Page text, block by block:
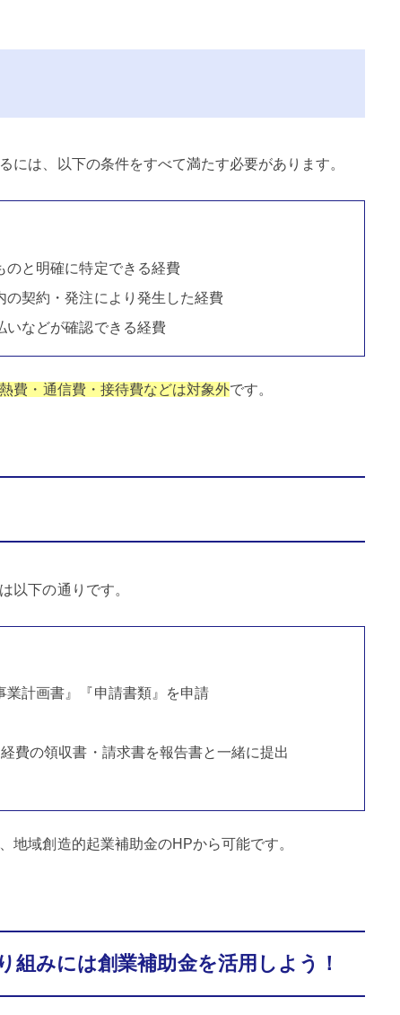
には、以下の条件をすべて満たす必要があります。
のと明確に特定できる経費
契約・発注により発生した経費
いなどが確認できる経費
費・通信費・接待費などは対象外です。
以下の通りです。
計画書』『申請書類』を申請
費の領収書・請求書を報告書と一緒に提出
地域創造的起業補助金のHPから可能です。
組みには創業補助金を活用しよう！